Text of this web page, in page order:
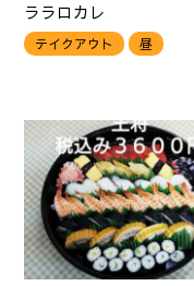
ララロカレ
テイクアウト 昼